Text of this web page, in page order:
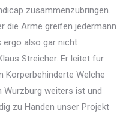
zusammenzubringen.
die Arme greifen jedermann
ergo also gar nicht
Streicher. Er leitet fur
Korperbehinderte Welche
Wurzburg weiters ist und
zu Handen unser Projekt